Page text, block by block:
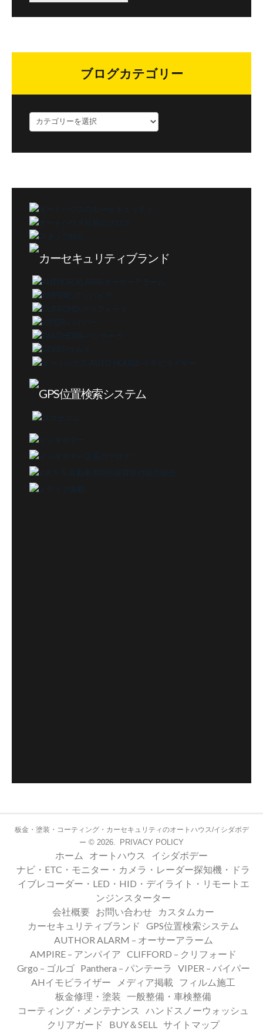
ブログカテゴリー
ロ
ー
板金・塗装・コーティング・カーセキュリティのオートハウス/イシダボデ
ー © 2026. PRIVACY POLICY
ホーム オートハウス
イシダボデー
ナビ・ETC・モニター・カメラ・レーダー探知機・ドラ
イブレコーダー・LED・HID・デイライト・リモートエ
ンジンスターター
会社概要 お問い合わせ
カスタムカー
カーセキュリティブランド
GPS位置検索システム
AUTHOR ALARM – オーサーアラーム
AMPIRE – アンパイア CLIFFORD – クリフォード
Grgo – ゴルゴ
Panthera – パンテーラ
VIPER – バイパー
AHイモビライザー
メディア掲載
フィルム施工
板金修理・塗装 一般整備・車検整備
コーティング・メンテナンス
ハンドスノーウォッシュ
クリアガード
BUY＆SELL サイトマップ